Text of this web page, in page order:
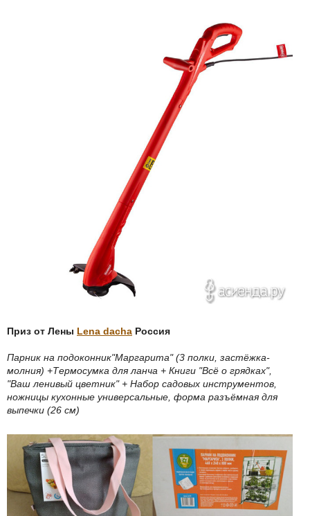
Приз от Лены Lena dacha Россия
Парник на подоконник"Маргарита" (3 полки, застёжка-
молния) +Термосумка для ланча + Книги "Всё о грядках",
"Ваш ленивый цветник" + Набор садовых инструментов,
ножницы кухонные универсальные, форма разъёмная для
выпечки (26 см)